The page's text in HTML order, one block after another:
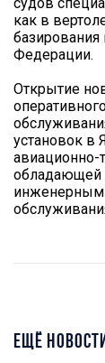
как в
базирования
Федерации.
Открытие
установок в
авиационно-
обладающей
ЕЩЁ